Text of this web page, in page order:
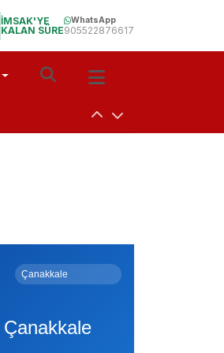
İMSAK'YE
KALAN SÜRE
WhatsApp
905522876617
Çanakkale